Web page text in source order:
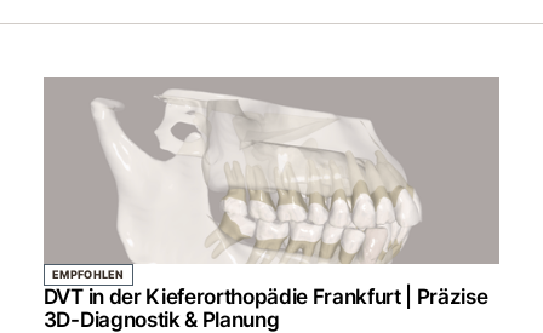
EMPFOHLEN
DVT in der Kieferorthopädie Frankfurt | Präzise
3D-Diagnostik & Planung